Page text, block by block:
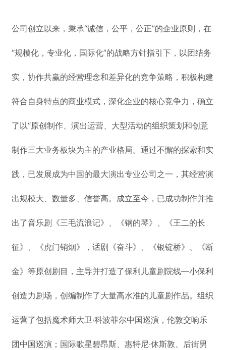
公司创立以来，秉承“诚信，公平，公正”的企业原则，在
“规模化，专业化，国际化”的战略方针指引下，以团结务
实，协作共赢的经营理念和差异化的竞争策略，积极构建
符合自身特点的商业模式，深化企业的核心竞争力，确立
了以“原创制作、演出运营、大型活动的组织策划和创意
制作三大业务板块为主的产业格局。通过不懈的探索和实
践，已发展成为中国的最大演出专业公司之一，其经营演
出规模大、数量多、信誉高。成立至今，已成功制作并推
出了音乐剧《三毛流浪记》、《钢的琴》、《王二的长
征》、《虎门销烟》，话剧《奋斗》、《银锭桥》、《断
金》等原创剧目，主导并打造了保利儿童剧院线—小保利
创造力剧场，创编制作了大量高水准的儿童剧作品。组织
运营了包括魔术师大卫·科波菲尔中国巡演，伦敦交响乐
团中国巡演；国际歌星碧昂斯、惠特尼·休斯敦、后街男